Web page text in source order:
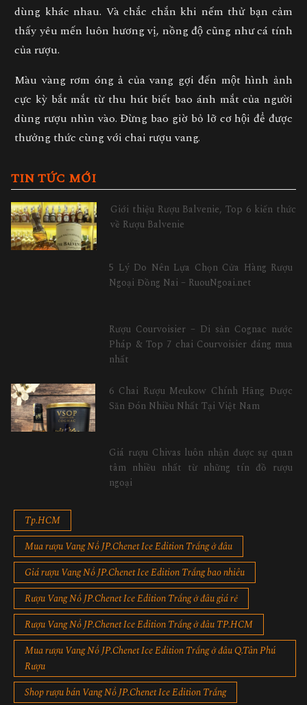
dùng khác nhau. Và chắc chắn khi nếm thử bạn cảm
thấy yêu mến luôn hương vị, nồng độ cũng như cá tính
của rượu.
Màu vàng rơm óng ả của vang gợi đến một hình ảnh
cực kỳ bắt mắt từ thu hút biết bao ánh mắt của người
dùng rượu nhìn vào. Đừng bao giờ bỏ lỡ cơ hội để được
thưởng thức cùng với chai rượu vang.
TIN TỨC MỚI
Giới thiệu Rượu Balvenie, Top 6 kiến thức
về Rượu Balvenie
5 Lý Do Nên Lựa Chọn Cửa Hàng Rượu
Ngoại Đồng Nai – RuouNgoai.net
Rượu Courvoisier – Di sản Cognac nước
Pháp & Top 7 chai Courvoisier đáng mua
nhất
6 Chai Rượu Meukow Chính Hãng Được
Săn Đón Nhiều Nhất Tại Việt Nam
Giá rượu Chivas luôn nhận được sự quan
tâm nhiều nhất từ những tín đồ rượu
ngoại
Tp.HCM
Mua rượu Vang Nổ JP.Chenet Ice Edition Trắng ở đâu
Giá rượu Vang Nổ JP.Chenet Ice Edition Trắng bao nhiêu
Rượu Vang Nổ JP.Chenet Ice Edition Trắng ở đâu giá rẻ
Rượu Vang Nổ JP.Chenet Ice Edition Trắng ở đâu TP.HCM
Mua rượu Vang Nổ JP.Chenet Ice Edition Trắng ở đâu Q.Tân Phú
Rượu
Shop rượu bán Vang Nổ JP.Chenet Ice Edition Trắng